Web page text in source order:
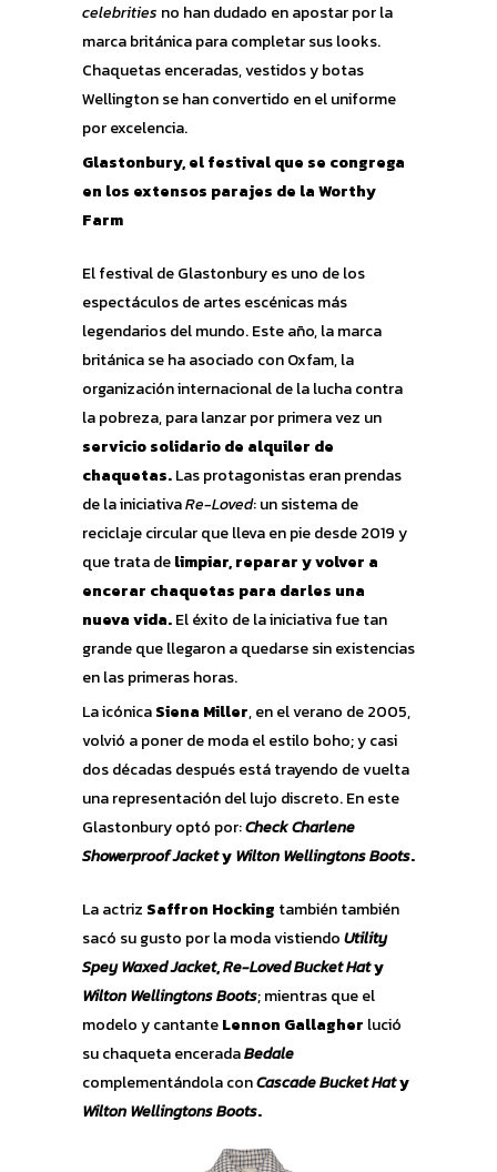
celebrities no han dudado en apostar por la
marca británica para completar sus looks.
Chaquetas enceradas, vestidos y botas
Wellington se han convertido en el uniforme
por excelencia.
Glastonbury, el festival que se congrega
en los extensos parajes de la Worthy
Farm
El festival de Glastonbury es uno de los
espectáculos de artes escénicas más
legendarios del mundo. Este año, la marca
británica se ha asociado con Oxfam, la
organización internacional de la lucha contra
la pobreza, para lanzar por primera vez un
servicio solidario de alquiler de
chaquetas.Las protagonistas eran prendas
de la iniciativaRe-Loved: un sistema de
reciclaje circular que lleva en pie desde 2019 y
que trata delimpiar, reparar y volver a
encerar chaquetas para darles una
nueva vida.El éxito de la iniciativa fue tan
grande que llegaron a quedarse sin existencias
en las primeras horas.
La icónicaSiena Miller, en el verano de 2005,
volvió a poner de moda el estilo boho; y casi
dos décadas después está trayendo de vuelta
una representación del lujo discreto. En este
Glastonbury optó por:Check Charlene
Showerproof JacketyWilton Wellingtons Boots.
La actriz Saffron Hocking también también
sacó su gusto por la moda vistiendoUtility
Spey Waxed Jacket,Re-Loved Bucket Haty
Wilton Wellingtons Boots; mientras que el
modelo y cantanteLennon Gallagher lució
su chaqueta enceradaBedale
complementándola conCascade Bucket Haty
Wilton Wellingtons Boots.